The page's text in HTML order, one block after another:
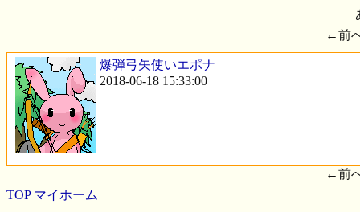
←前
爆弾弓矢使いエポナ
2018-06-18 15:33:00
←前
TOP マイホーム